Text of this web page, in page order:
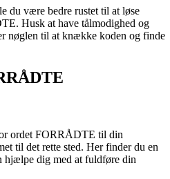
du være bedre rustet til at løse
Husk at have tålmodighed og
nøglen til at knække koden og finde
ordet FORRÅDTE til din
til det rette sted. Her finder du en
hjælpe dig med at fuldføre din